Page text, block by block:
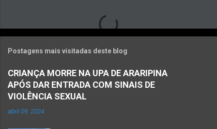
Postagens mais visitadas deste blog
CRIANÇA MORRE NA UPA DE ARARIPINA
APÓS DAR ENTRADA COM SINAIS DE
VIOLÊNCIA SEXUAL
abril 09, 2024